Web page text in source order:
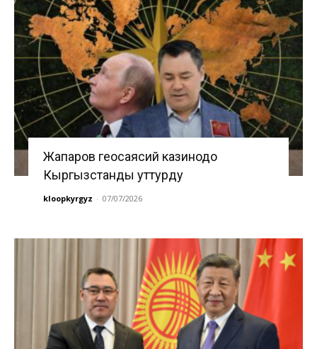
Жапаров геосаясий казинодо
Кыргызстанды уттурду
kloopkyrgyz - 07/07/2026